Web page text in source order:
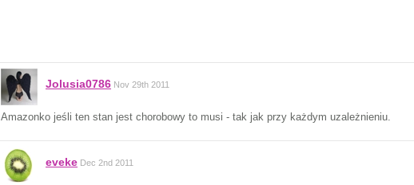
Jolusia0786 Nov 29th 2011
Amazonko jeśli ten stan jest chorobowy to musi - tak jak przy każdym uzależnieniu.
eveke Dec 2nd 2011